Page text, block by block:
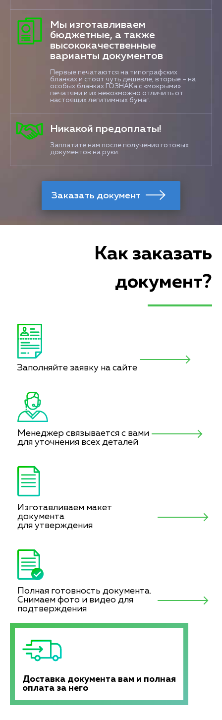
Мы изготавливаем
бюджетные, а также
высококачественные
варианты документов
Первые печатаются на типографских
бланках и стоят чуть дешевле, вторые – на
особых бланках ГОЗНАКа с «мокрыми»
печатями и их невозможно отличить от
настоящих легитимных бумаг.
Никакой предоплаты!
Заплатите нам после получения готовых
документов на руки.
Как заказать
документ?
Заполняйте заявку на сайте
Менеджер связывается с вами
для уточнения всех деталей
Изготавливаем макет
документа
для утверждения
Полная готовность документа.
Снимаем фото и видео для
подтверждения
Доставка документа вам и полная
оплата за него